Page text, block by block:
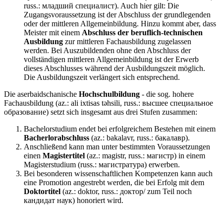
russ.: младший специалист). Auch hier gilt: Die
Zugangsvoraussetzung ist der Abschluss der grundlegenden
oder der mittleren Allgemeinbildung. Hinzu kommt aber, dass
Meister mit einem Abschluss der beruflich-technischen
Ausbildung zur mittleren Fachausbildung zugelassen
werden. Bei Auszubildenden ohne den Abschluss der
vollständigen mittleren Allgemeinbildung ist der Erwerb
dieses Abschlusses während der Ausbildungszeit möglich.
Die Ausbildungszeit verlängert sich entsprechend.
Die aserbaidschanische Hochschulbildung - die sog. hohere
Fachausbildung (az.: ali ixtisas təhsili, russ.: высшее специальное
образование) setzt sich insgesamt aus drei Stufen zusammen:
Bachelorstudium endet bei erfolgreichem Bestehen mit einem
Bacherlorabschluss (az.: bakalavr, russ.: бакалавр).
Anschließend kann man unter bestimmten Voraussetzungen
einen Magistertitel (az.: magistr, russ.: магистр) in einem
Magisterstudium (russ.: магистратура) erwerben.
Bei besonderen wissenschaftlichen Kompetenzen kann auch
einе Promotion angestrebt werden, die bei Erfolg mit dem
Doktortitel (az.: doktor, russ.: доктор/ zum Teil noch
кандидат наук) honoriert wird.